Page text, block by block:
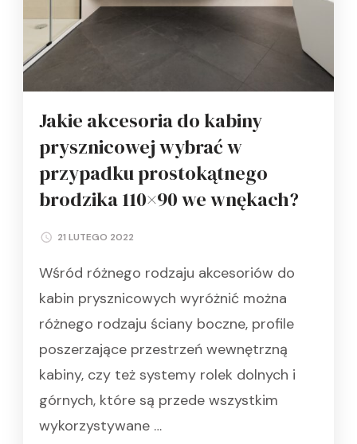
Jakie akcesoria do kabiny
prysznicowej wybrać w
przypadku prostokątnego
brodzika 110×90 we wnękach?
21 LUTEGO 2022
Wśród różnego rodzaju akcesoriów do
kabin prysznicowych wyróżnić można
różnego rodzaju ściany boczne, profile
poszerzające przestrzeń wewnętrzną
kabiny, czy też systemy rolek dolnych i
górnych, które są przede wszystkim
wykorzystywane …